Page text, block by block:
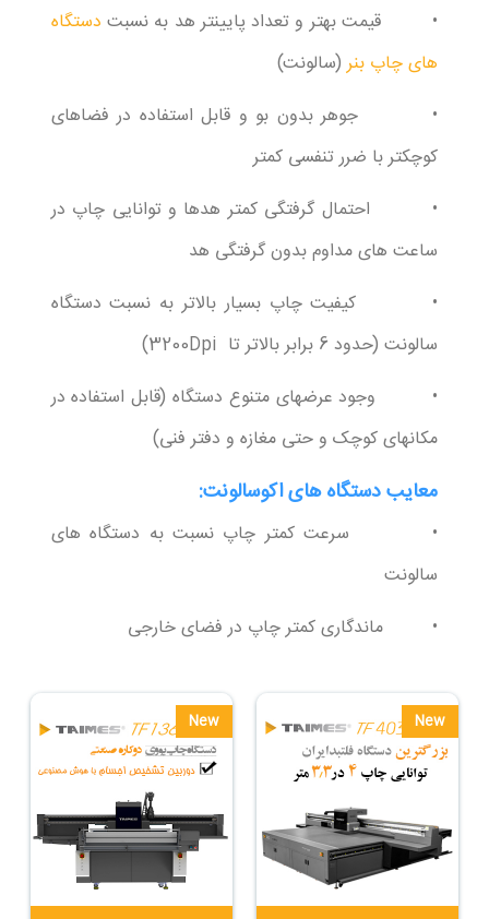
• قیمت بهتر و تعداد پایینتر هد به نسبت دستگاه
های چاپ بنر(سالونت)
• جوهر بدون بو و قابل استفاده در فضاهای
کوچکتر با ضرر تنفسی کمتر
• احتمال گرفتگی کمتر هدها و توانایی چاپ در
ساعت های مداوم بدون گرفتگی هد
• کیفیت چاپ بسیار بالاتر به نسبت دستگاه
سالونت (حدود 6 برابر بالاتر تا 3200Dpi)
• وجود عرضهای متنوع دستگاه (قابل استفاده در
مکانهای کوچک و حتی مغازه و دفتر فنی)
معایب دستگاه های اکوسالونت:
• سرعت کمتر چاپ نسبت به دستگاه های
سالونت
• ماندگاری کمتر چاپ در فضای خارجی
New New